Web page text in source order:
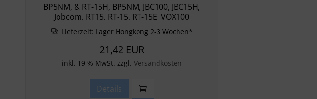
BP5NM, & RT-15H, BP5NM, JBC100, JBC15H,
Jobcom, RT15, RT-15, RT-15E, VOX100
Lieferzeit: Lager Hongkong 2-3 Wochen*
21,42 EUR
inkl. 19 % MwSt. zzgl. Versandkosten
Details